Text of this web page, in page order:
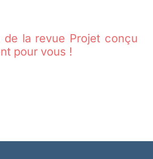
de la revue Projet conçu
pour vous !